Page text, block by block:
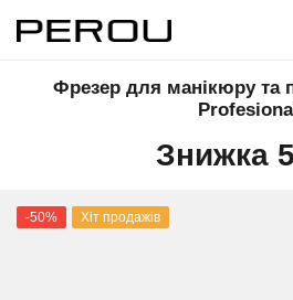
Фрезер для манікюру та
Знижка
-50% Хіт продажів